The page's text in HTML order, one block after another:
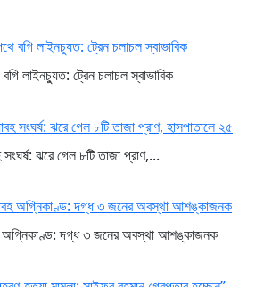
লাইনচ্যুত: ট্রেন চলাচল স্বাভাবিক
ঝরে গেল ৮টি তাজা প্রাণ,...
অগ্নিকাণ্ড: দগ্ধ ৩ জনের অবস্থা আশঙ্কাজনক